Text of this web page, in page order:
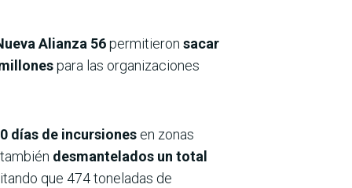
Alianza 56permitieron sacar
para las organizaciones
días de incursiones en zonas
desmantelados un total
que 474 toneladas de